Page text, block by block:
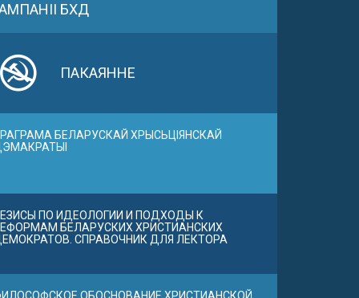
БХД
ПАКАЯННЕ
БЕЛАРУСКАЙ ХРЫСЬЦІЯНСКАЙ
ПО ИДЕОЛОГИИ И ПОДХОДЫ К
БЕЛАРУСКИХ ХРИСТИАНСКИХ
СПРАВОЧНИК ДЛЯ ЛЕКТОРА